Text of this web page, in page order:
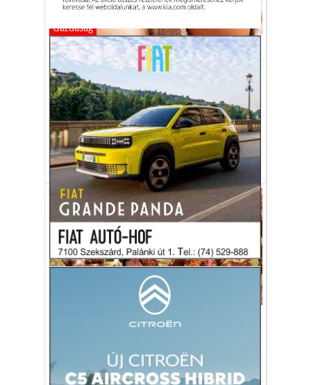
Gazdaság
A tojás ára mérsékelten nő,
egyre többet eszünk belőle
A tojástermelők a kedvezőtlen gazdasági
környezet és az aszálykárok miatt
kényszerültek áremelésre.
tojás baromfi élelmiszer drágulás
Marihuánával etetett csirkék
Antibiotikum helyett marihuánát adnak a
csirkéknek egy thaiföldi farmon.